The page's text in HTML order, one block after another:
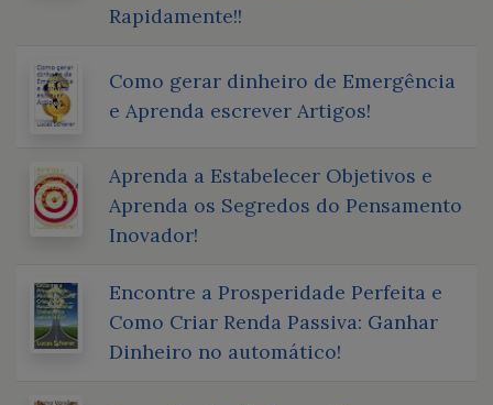
Rapidamente!!
Como gerar dinheiro de Emergência
e Aprenda escrever Artigos!
Aprenda a Estabelecer Objetivos e
Aprenda os Segredos do Pensamento
Inovador!
Encontre a Prosperidade Perfeita e
Como Criar Renda Passiva: Ganhar
Dinheiro no automático!